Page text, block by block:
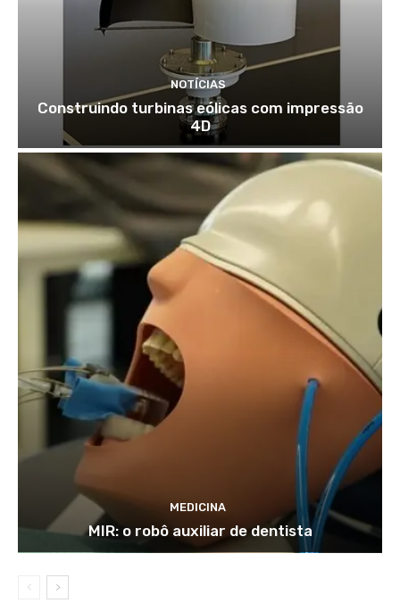
NOTÍCIAS
Construindo turbinas eólicas com impressão
4D
MEDICINA
MIR: o robô auxiliar de dentista